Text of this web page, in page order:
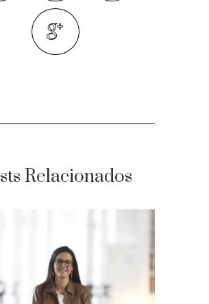
Relacionados